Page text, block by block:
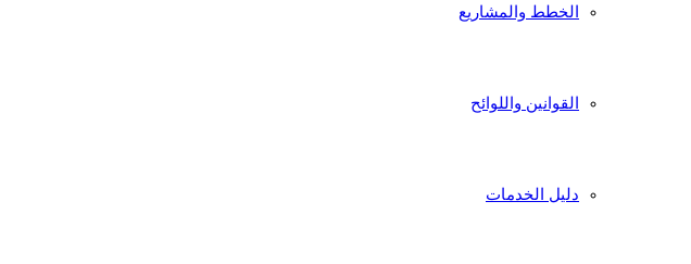
الخطط والمشاريع
القوانين واللوائح
دليل الخدمات